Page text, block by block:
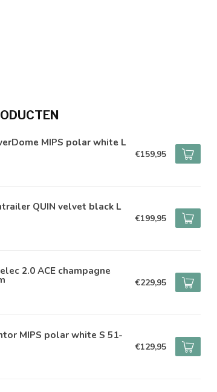
MIPS polar white L
€159,95
QUIN velvet black L
€199,95
2.0 ACE champagne
€229,95
MIPS polar white S 51-
€129,95